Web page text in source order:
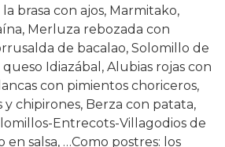
brasa con ajos, Marmitako,
Merluza rebozada con
de bacalao, Solomillo de
Idiazábal, Alubias rojas con
con pimientos choriceros,
chipirones, Berza con patata,
Entrecots-Villagodios de
en salsa, …Como postres: los